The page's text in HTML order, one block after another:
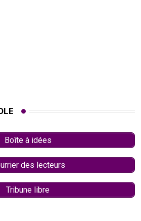
Boîte à idées
des lecteurs
Tribune libre